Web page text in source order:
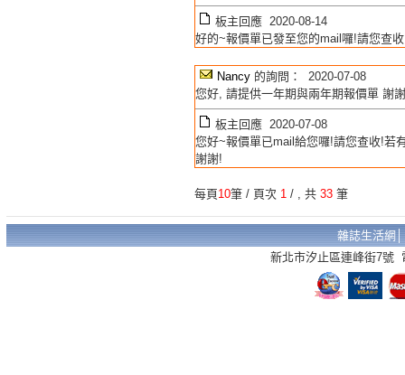
板主回應 2020-08-14
好的~報價單已發至您的mail囉!請您查
Nancy 的詢問： 2020-07-08
您好, 請提供一年期與兩年期報價單 謝謝
板主回應 2020-07-08
您好~報價單已mail給您囉!請您查收!若
謝謝!
每頁10筆 / 頁次 1 / , 共 33 筆
雜誌生活網
新北市汐止區連峰街7號